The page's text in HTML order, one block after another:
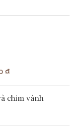
₫
chim vành